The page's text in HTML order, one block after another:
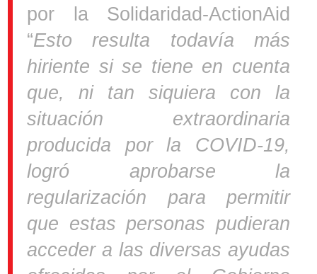
por la Solidaridad-ActionAid
“Esto resulta todavía más
hiriente si se tiene en cuenta
que, ni tan siquiera con la
situación extraordinaria
producida por la COVID-19,
logró aprobarse la
regularización para permitir
que estas personas pudieran
acceder a las diversas ayudas